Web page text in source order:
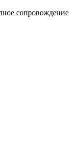
сопровождение